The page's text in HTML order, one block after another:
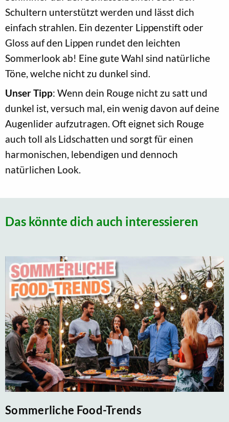
Schultern unterstützt werden und lässt dich
einfach strahlen. Ein dezenter Lippenstift oder
Gloss auf den Lippen rundet den leichten
Sommerlook ab! Eine gute Wahl sind natürliche
Töne, welche nicht zu dunkel sind.
Unser Tipp: Wenn dein Rouge nicht zu satt und
dunkel ist, versuch mal, ein wenig davon auf deine
Augenlider aufzutragen. Oft eignet sich Rouge
auch toll als Lidschatten und sorgt für einen
harmonischen, lebendigen und dennoch
natürlichen Look.
Das könnte dich auch interessieren
Sommerliche Food-Trends